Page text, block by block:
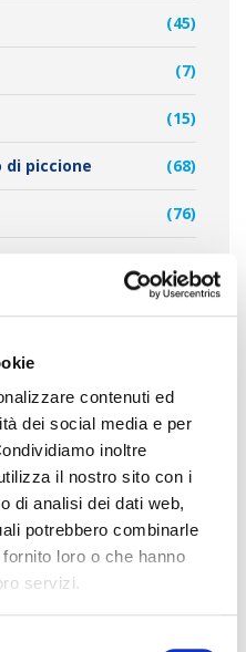
contenuti ed
dei social media e per
inoltre
il nostro sito con i
di analisi dei dati web,
potrebbero combinarle
loro o che hanno
servizi.
(45)
(7)
(15)
di piccione (68)
(76)
allontanamento